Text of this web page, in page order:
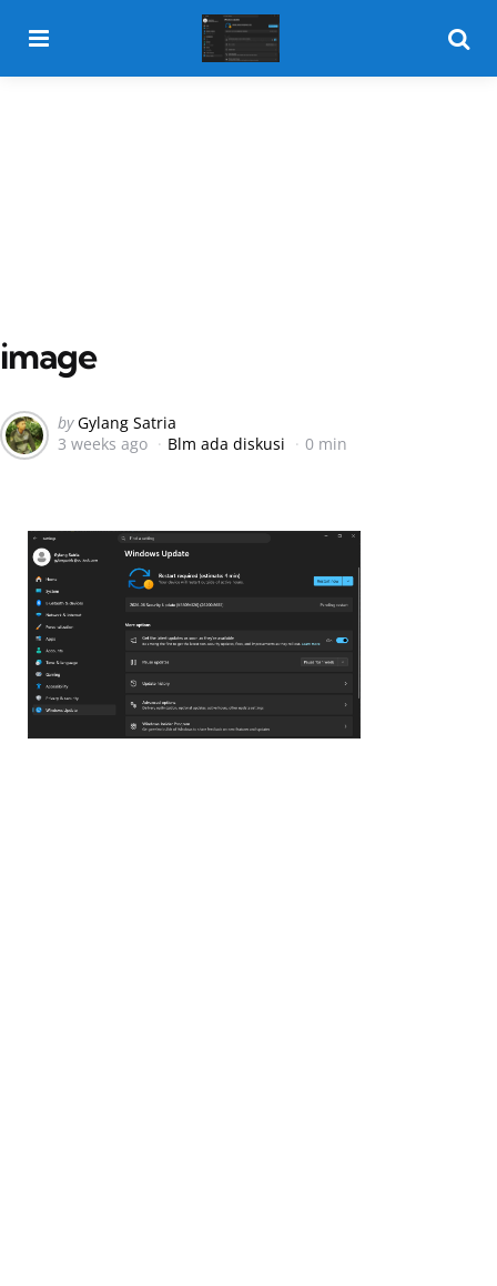
image
Posted
by
by Gylang Satria
3 weeks ago
Blm ada diskusi 0 min